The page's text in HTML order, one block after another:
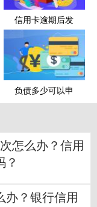
信用卡逾期后发
负债多少可以申
怎么办？信用
？
办？银行信用